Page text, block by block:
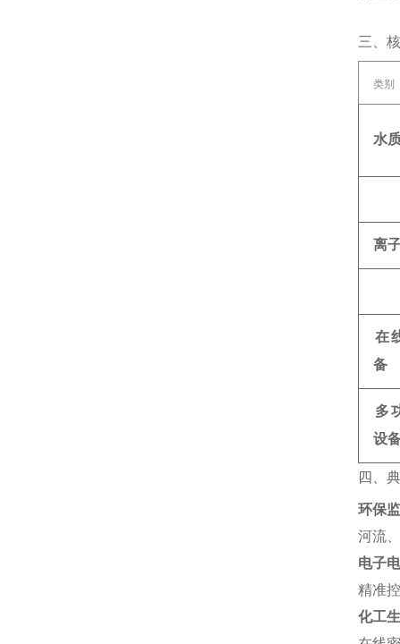
三、
类别
水
离
在
备
多
设
四、
环保
河流
电子
精准
化工